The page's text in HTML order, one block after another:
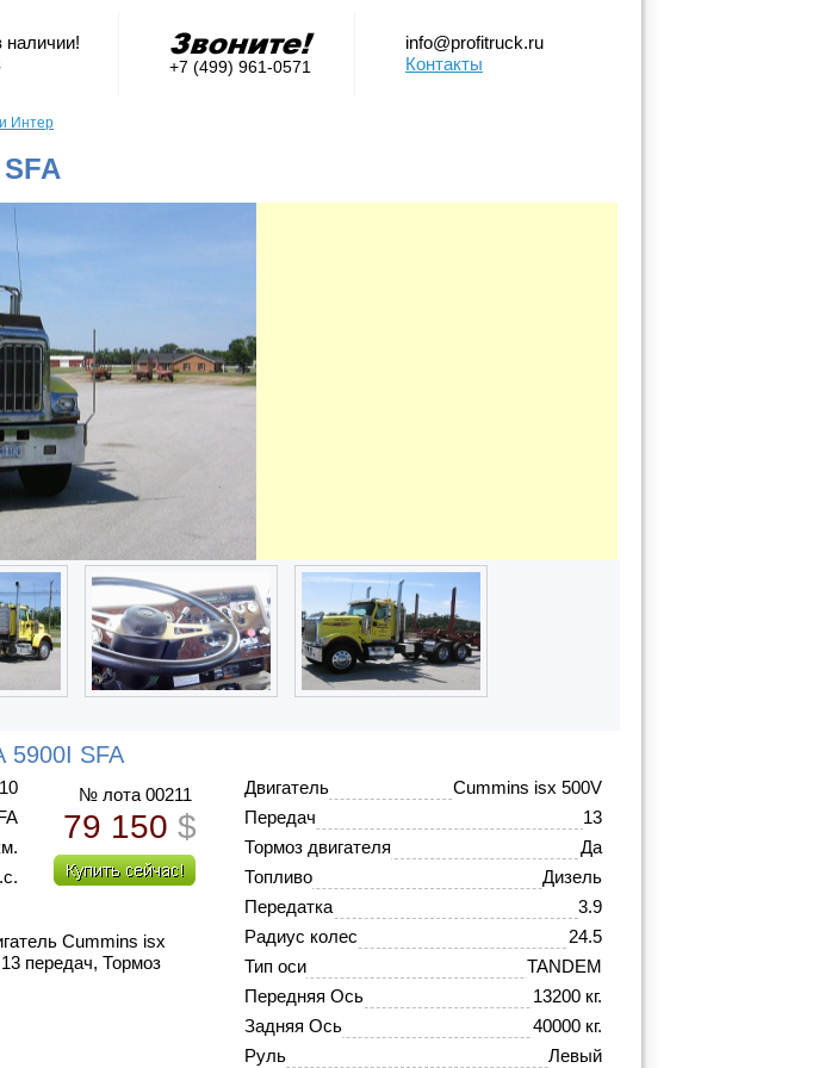
наличии!
+7 (499) 961-0571
info@profitruck.ru
Контакты
Интер
SFA
№ лота 00211
79 150 $
Cummins isx
передач, Тормоз
Двигатель
Cummins isx 500V
Передач
13
Тормоз двигателя
Да
Топливо
Дизель
Передатка
3.9
Радиус колес
24.5
Тип оси
TANDEM
Передняя Ось
13200 кг.
Задняя Ось
40000 кг.
Руль
Левый